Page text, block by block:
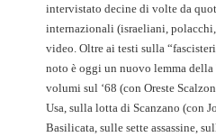
intervistato decine di volte da
internazionali (israeliani,
video. Oltre ai testi sulla
noto è oggi un nuovo lemma
volumi sul ‘68 (con Oreste
Usa, sulla lotta di Scanzano (con
Basilicata, sulle sette assassine,